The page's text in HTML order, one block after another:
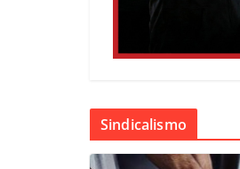
Sindicalismo